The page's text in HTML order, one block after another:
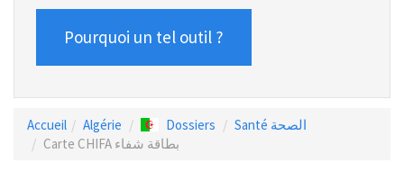
Pourquoi un tel outil ?
Accueil Algérie Dossiers
Santé الصحة
Carte CHIFA بطاقة شفاء